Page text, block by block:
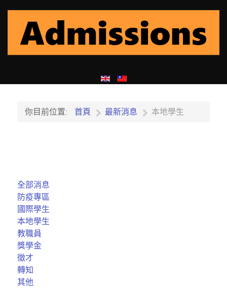
你目前位置: 首頁 最新消息 本地學生
全部消息
防疫專區
國際學生
本地學生
教職員
獎學金
徵才
轉知
其他